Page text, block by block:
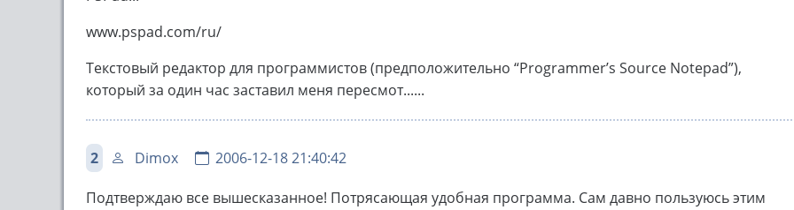
www.pspad.com/ru/
Текстовый редактор для программистов (предположительно “Programmer’s Source Notepad”),
который за один час заставил меня пересмот......
2 Dimox 2006-12-18 21:40:42
Подтверждаю все вышесказанное! Потрясающая удобная программа. Сам давно пользуюсь этим